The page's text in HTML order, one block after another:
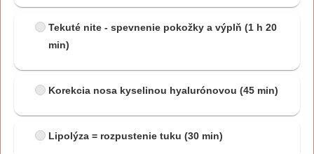
Tekuté nite - spevnenie pokožky a výplň (1 h 20
min)
Korekcia nosa kyselinou hyalurónovou (45 min)
Lipolýza = rozpustenie tuku (30 min)